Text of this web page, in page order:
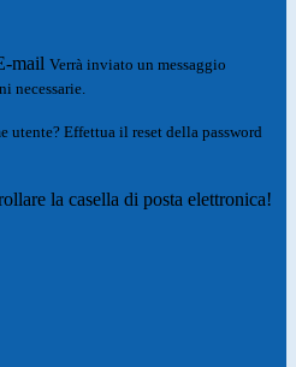
mail Verrà inviato un messaggio
necessarie.
utente? Effettua il reset della password
la casella di posta elettronica!